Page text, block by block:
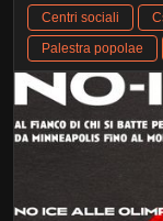
Centri sociali
Palestra popolae